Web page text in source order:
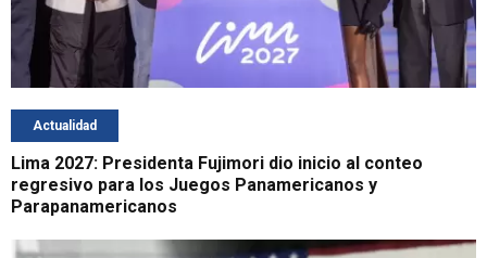
Actualidad
Lima 2027: Presidenta Fujimori dio inicio al conteo
regresivo para los Juegos Panamericanos y
Parapanamericanos